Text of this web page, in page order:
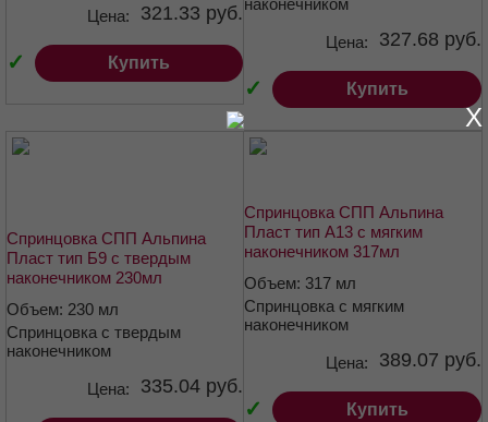
✓
Цена: 321.33 руб.
Купить
наконечником
✓
Цена: 327.68 руб.
Купить
Спринцовка СПП Альпина
Пласт тип Б9 с твердым
наконечником 230мл
Объем: 230 мл
Спринцовка с твердым
наконечником
Цена: 335.04 руб.
Спринцовка СПП Альпина
Пласт тип А13 с мягким
наконечником 317мл
Объем: 317 мл
Спринцовка с мягким
наконечником
✓
Цена: 389.07 руб.
Купить
X